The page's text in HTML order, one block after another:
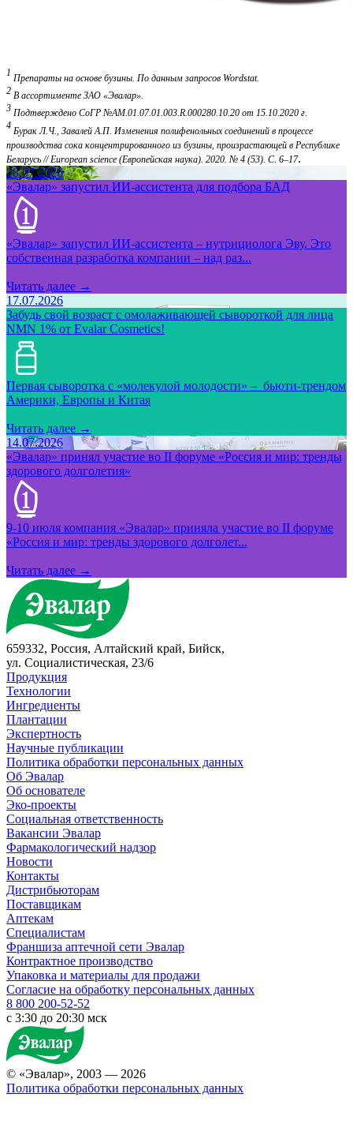
1 Препараты на основе бузины. По данным запросов Wordstat.
2 В ассортименте ЗАО «Эвалар».
3 Подтверждено СоГР №AM.01.07.01.003.R.000280.10.20 от 15.10.2020 г.
4 Бурак Л.Ч., Завалей А.П. Изменения полифенольных соединений в процессе
производства сока концентрированного из бузины, произрастающей в Республике
Беларусь // European science (Европейская наука). 2020. № 4 (53). С. 6–17.
28.07.2026
«Эвалар» запустил ИИ-ассистента для подбора БАД
«Эвалар» запустил ИИ-ассистента – нутрициолога Эву. Это
собственная разработка компании – над раз...
Читать далее →
17.07.2026
Забудь свой возраст с омолаживающей сывороткой для лица
NMN 1% от Evalar Cosmetics!
Первая сыворотка с «молекулой молодости» – бьюти-трендом
Америки, Европы и Китая
Читать далее →
14.07.2026
«Эвалар» принял участие во II форуме «Россия и мир: тренды
здорового долголетия»
9-10 июля компания «Эвалар» приняла участие во II форуме
«Россия и мир: тренды здорового долголет...
Читать далее →
659332, Россия, Алтайский край, Бийск,
ул. Социалистическая, 23/6
Продукция
Технологии
Ингредиенты
Плантации
Экспертность
Научные публикации
Политика обработки персональных данных
Об Эвалар
Об основателе
Эко-проекты
Социальная ответственность
Вакансии Эвалар
Фармакологический надзор
Новости
Контакты
Дистрибьюторам
Поставщикам
Аптекам
Специалистам
Франшиза аптечной сети Эвалар
Контрактное производство
Упаковка и материалы для продажи
Согласие на обработку персональных данных
8 800 200-52-52
c 3:30 до 20:30 мск
© «Эвалар», 2003 — 2026
Политика обработки персональных данных